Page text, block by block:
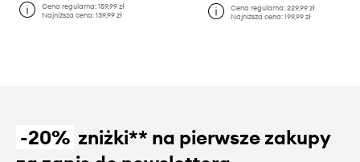
Cena regularna:159,99 zł
Najniższa cena:139,99 zł
Cena regularna: 229,99 zł
Najniższa cena: 199,99 zł
-20% zniżki** na pierwsze zakupy